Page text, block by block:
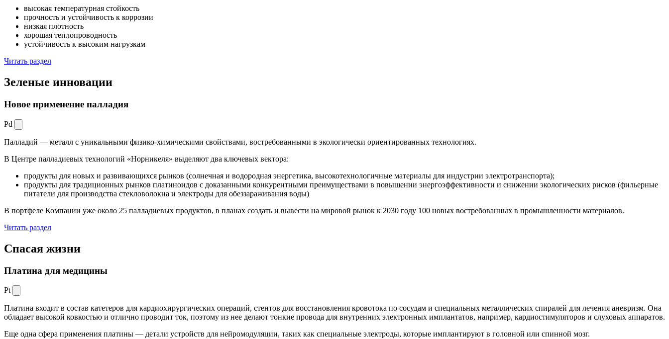
высокая температурная стойкость
прочность и устойчивость к коррозии
низкая плотность
хорошая теплопроводность
устойчивость к высоким нагрузкам
Читать раздел
Зеленые инновации
Новое применение палладия
Pd
Палладий — металл с уникальными физико-химическими свойствами, востребованными в экологически ориентированных технологиях.
В Центре палладиевых технологий «Норникеля» выделяют два ключевых вектора:
продукты для новых и развивающихся рынков (солнечная и водородная энергетика, высокотехнологичные материалы для индустрии электротранспорта);
продукты для традиционных рынков платиноидов с доказанными конкурентными преимуществами в повышении энергоэффективности и снижении экологических рисков (фильерные
питатели для производства стекловолокна и электроды для обеззараживания воды)
В портфеле Компании уже около 25 палладиевых продуктов, в планах создать и вывести на мировой рынок к 2030 году 100 новых востребованных в промышленности материалов.
Читать раздел
Спасая жизни
Платина для медицины
Pt
Платина входит в состав катетеров для кардиохирургических операций, стентов для восстановления кровотока по сосудам и специальных металлических спиралей для лечения аневризм. Она
обладает высокой ковкостью и отлично проводит ток, поэтому из нее делают тонкие провода для внутренних электронных имплантатов, например, кардиостимуляторов и слуховых аппаратов.
Еще одна сфера применения платины — детали устройств для нейромодуляции, таких как специальные электроды, которые имплантируют в головной или спинной мозг.